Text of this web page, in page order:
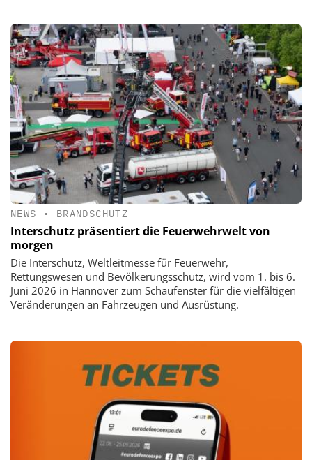
NEWS • BRANDSCHUTZ
Interschutz präsentiert die Feuerwehrwelt von
morgen
Die Interschutz, Weltleitmesse für Feuerwehr,
Rettungswesen und Bevölkerungsschutz, wird vom 1. bis 6.
Juni 2026 in Hannover zum Schaufenster für die vielfältigen
Veränderungen an Fahrzeugen und Ausrüstung.